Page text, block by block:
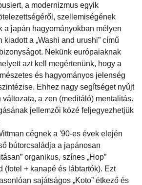
a modernizmus egyik
szellemiségének
a japán hagyományokban mélyen
a „Washi and urushi” című
Nekünk európaiaknak
azt kell megértenünk, hogy a
és hagyományos jelenség
Ehhez nagy segítséget nyújt
a zen (meditáló) mentalitás.
jellemzői közé feljegyezhetjük
cégnek a '90-es évek elején
bútorcsaládja a japánosan
organikus, színes „Hop”
(fotel + kanapé és lábtartók). Ezt
sajátságos „Koto” étkező és